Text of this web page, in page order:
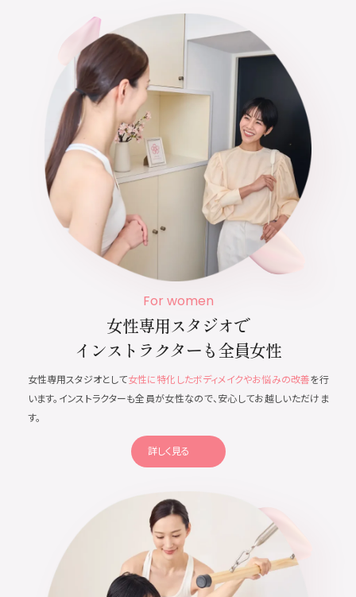
For women
女性専用スタジオで
インストラクターも全員女性
女性専用スタジオとして女性に特化したボディメイクやお悩みの改善を行
います。インストラクターも全員が女性なので、安心してお越しいただけま
す。
詳しく見る